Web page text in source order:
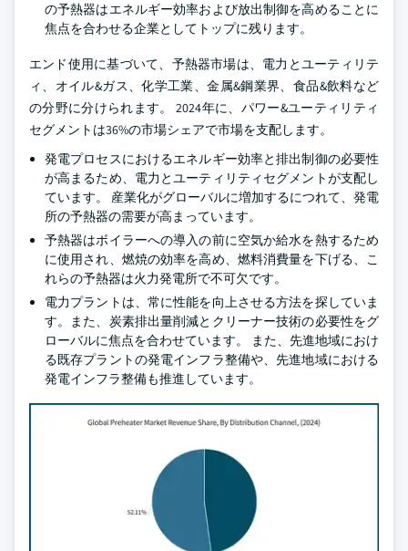
の予熱器はエネルギー効率および放出制御を高めることに
焦点を合わせる企業としてトップに残ります。
エンド使用に基づいて、予熱器市場は、電力とユーティリテ
ィ、オイル&ガス、化学工業、金属&鋼業界、食品&飲料など
の分野に分けられます。 2024年に、パワー&ユーティリティ
セグメントは36%の市場シェアで市場を支配します。
発電プロセスにおけるエネルギー効率と排出制御の必要性
が高まるため、電力とユーティリティセグメントが支配し
ています。 産業化がグローバルに増加するにつれて、発電
所の予熱器の需要が高まっています。
予熱器はボイラーへの導入の前に空気か給水を熱するため
に使用され、燃焼の効率を高め、燃料消費量を下げる、こ
れらの予熱器は火力発電所で不可欠です。
電力プラントは、常に性能を向上させる方法を探していま
す。また、炭素排出量削減とクリーナー技術の必要性をグ
ローバルに焦点を合わせています。 また、先進地域におけ
る既存プラントの発電インフラ整備や、先進地域における
発電インフラ整備も推進しています。